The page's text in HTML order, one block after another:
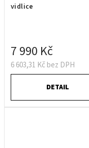
vidlice
6 603,31 Kč bez DPH
7 990 Kč
DETAIL